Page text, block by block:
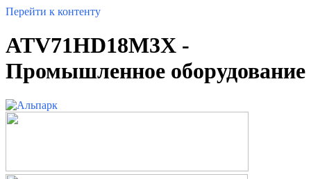
Перейти к контенту
ATV71HD18M3X -
Промышленное оборудование